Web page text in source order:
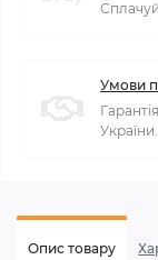
Умови
України.
Опис товару